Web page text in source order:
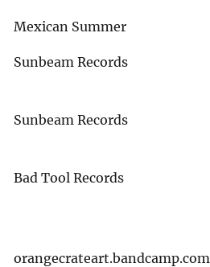
Mexican Summer
Sunbeam Records
Sunbeam Records
Bad Tool Records
orangecrateart.bandcamp.com